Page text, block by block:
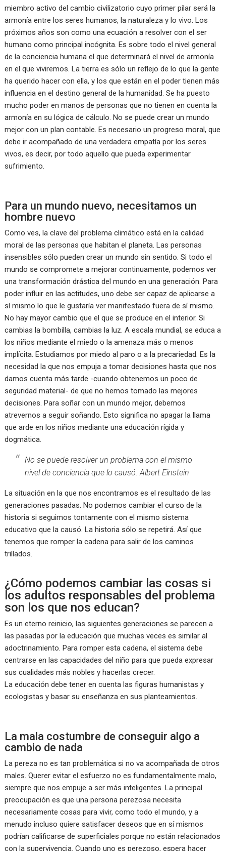
miembro activo del cambio civilizatorio cuyo primer pilar será la
armonía entre los seres humanos, la naturaleza y lo vivo. Los
próximos años son como una ecuación a resolver con el ser
humano como principal incógnita. Es sobre todo el nivel general
de la conciencia humana el que determinará el nivel de armonía
en el que viviremos. La tierra es sólo un reflejo de lo que la gente
ha querido hacer con ella, y los que están en el poder tienen más
influencia en el destino general de la humanidad. Se ha puesto
mucho poder en manos de personas que no tienen en cuenta la
armonía en su lógica de cálculo. No se puede crear un mundo
mejor con un plan contable. Es necesario un progreso moral, que
debe ir acompañado de una verdadera empatía por los seres
vivos, es decir, por todo aquello que pueda experimentar
sufrimiento.
Para un mundo nuevo, necesitamos un
hombre nuevo
Como ves, la clave del problema climático está en la calidad
moral de las personas que habitan el planeta. Las personas
insensibles sólo pueden crear un mundo sin sentido. Si todo el
mundo se compromete a mejorar continuamente, podemos ver
una transformación drástica del mundo en una generación. Para
poder influir en las actitudes, uno debe ser capaz de aplicarse a
sí mismo lo que le gustaría ver manifestado fuera de sí mismo.
No hay mayor cambio que el que se produce en el interior. Si
cambias la bombilla, cambias la luz. A escala mundial, se educa a
los niños mediante el miedo o la amenaza más o menos
implícita. Estudiamos por miedo al paro o a la precariedad. Es la
necesidad la que nos empuja a tomar decisiones hasta que nos
damos cuenta más tarde -cuando obtenemos un poco de
seguridad material- de que no hemos tomado las mejores
decisiones. Para soñar con un mundo mejor, debemos
atrevernos a seguir soñando. Esto significa no apagar la llama
que arde en los niños mediante una educación rígida y
dogmática.
No se puede resolver un problema con el mismo
nivel de conciencia que lo causó. Albert Einstein
La situación en la que nos encontramos es el resultado de las
generaciones pasadas. No podemos cambiar el curso de la
historia si seguimos tontamente con el mismo sistema
educativo que la causó. La historia sólo se repetirá. Así que
tenemos que romper la cadena para salir de los caminos
trillados.
¿Cómo podemos cambiar las cosas si
los adultos responsables del problema
son los que nos educan?
Es un eterno reinicio, las siguientes generaciones se parecen a
las pasadas por la educación que muchas veces es similar al
adoctrinamiento. Para romper esta cadena, el sistema debe
centrarse en las capacidades del niño para que pueda expresar
sus cualidades más nobles y hacerlas crecer.
La educación debe tener en cuenta las figuras humanistas y
ecologistas y basar su enseñanza en sus planteamientos.
La mala costumbre de conseguir algo a
cambio de nada
La pereza no es tan problemática si no va acompañada de otros
males. Querer evitar el esfuerzo no es fundamentalmente malo,
siempre que nos empuje a ser más inteligentes. La principal
preocupación es que una persona perezosa necesita
necesariamente cosas para vivir, como todo el mundo, y a
menudo incluso quiere satisfacer deseos que en sí mismos
podrían calificarse de superficiales porque no están relacionados
con la supervivencia. Cuando uno es perezoso, espera hacer